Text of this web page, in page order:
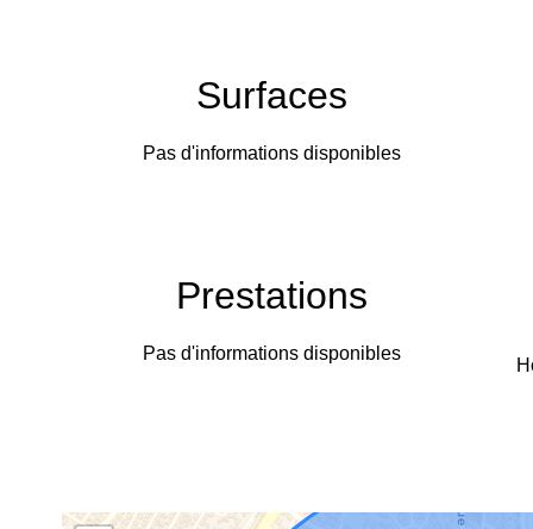
Surfaces
Pas d'informations disponibles
Prestations
Pas d'informations disponibles